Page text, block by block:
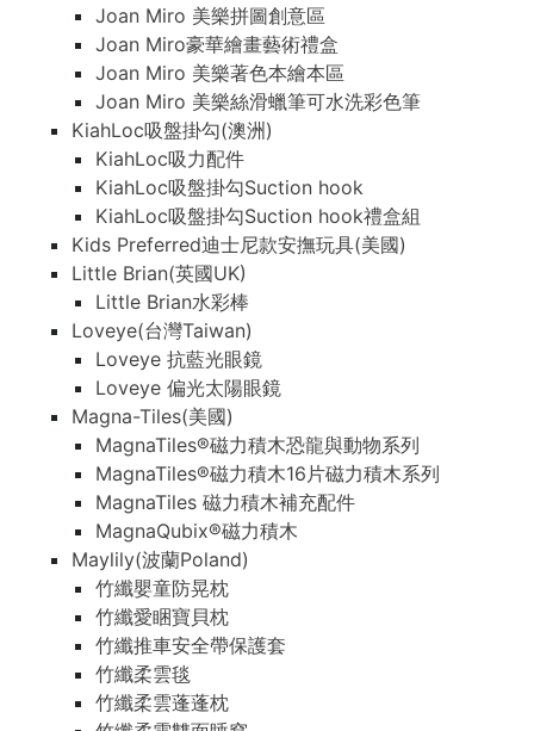
Joan Miro 美樂拼圖創意區
Joan Miro豪華繪畫藝術禮盒
Joan Miro 美樂著色本繪本區
Joan Miro 美樂絲滑蠟筆可水洗彩色筆
KiahLoc吸盤掛勾(澳洲)
KiahLoc吸力配件
KiahLoc吸盤掛勾Suction hook
KiahLoc吸盤掛勾Suction hook禮盒組
Kids Preferred迪士尼款安撫玩具(美國)
Little Brian(英國UK)
Little Brian水彩棒
Loveye(台灣Taiwan)
Loveye 抗藍光眼鏡
Loveye 偏光太陽眼鏡
Magna-Tiles(美國)
MagnaTiles®磁力積木恐龍與動物系列
MagnaTiles®磁力積木16片磁力積木系列
MagnaTiles 磁力積木補充配件
MagnaQubix®磁力積木
Maylily(波蘭Poland)
竹纖嬰童防晃枕
竹纖愛睏寶貝枕
竹纖推車安全帶保護套
竹纖柔雲毯
竹纖柔雲蓬蓬枕